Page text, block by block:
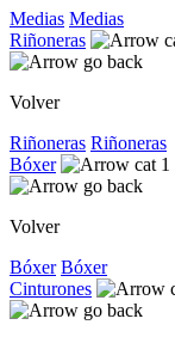
Medias Medias
Riñoneras
Volver
Riñoneras Riñoneras
Bóxer
Volver
Bóxer Bóxer
Cinturones